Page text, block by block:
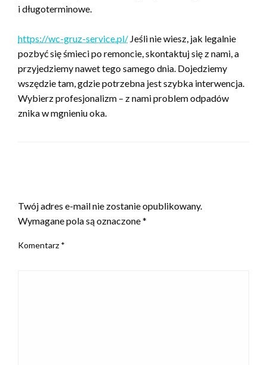
i długoterminowe.
https://wc-gruz-service.pl/ Jeśli nie wiesz, jak legalnie
pozbyć się śmieci po remoncie, skontaktuj się z nami, a
przyjedziemy nawet tego samego dnia. Dojedziemy
wszędzie tam, gdzie potrzebna jest szybka interwencja.
Wybierz profesjonalizm – z nami problem odpadów
znika w mgnieniu oka.
Twój adres e-mail nie zostanie opublikowany.
Wymagane pola są oznaczone*
Komentarz *